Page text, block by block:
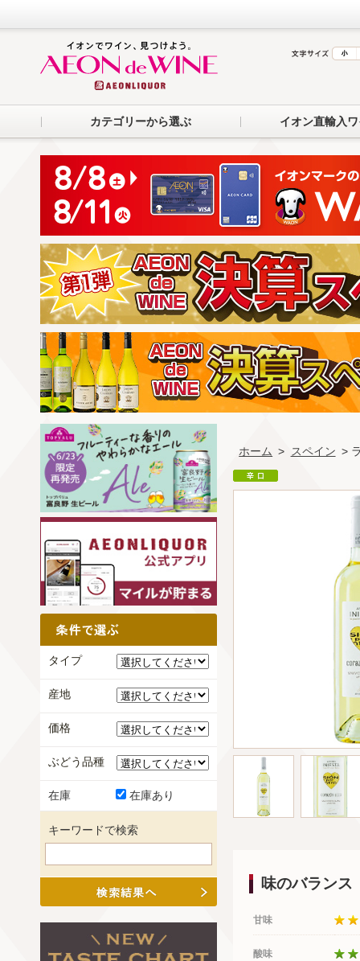
カテゴリーから選ぶ イオン直輸入
ホーム > スペイン >
味のバランス
甘味
酸味
タイプ
産地
価格
ぶどう品種
在庫 在庫あり
キーワードで検索